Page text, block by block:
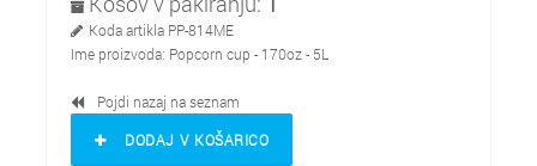
Koda artikla PP-814ME
Ime proizvoda: Popcorn cup - 170oz - 5L
Pojdi nazaj na seznam
DODAJ V KOŠARICO